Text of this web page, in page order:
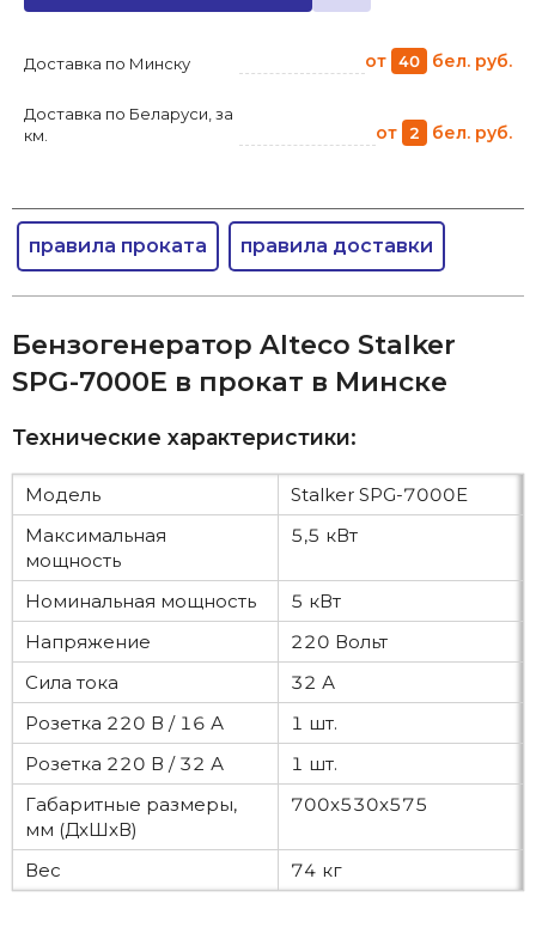
Доставка по Минску от 40 бел. руб.
Доставка по Беларуси, за
км.
от 2 бел. руб.
правила проката правила доставки
Бензогенератор Alteco Stalker
SPG-7000E в прокат в Минске
Технические характеристики:
Модель
Stalker SPG-7000E
Максимальная
мощность
5,5 кВт
Номинальная мощность
5 кВт
Напряжение
220 Вольт
Сила тока
32 А
Розетка 220 В / 16 А
1 шт.
Розетка 220 В / 32 А
1 шт.
Габаритные размеры,
мм (ДxШxВ)
700x530x575
Вес 74 кг